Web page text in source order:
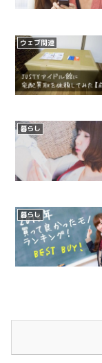
ウェブ関連
暮らし
暮らし